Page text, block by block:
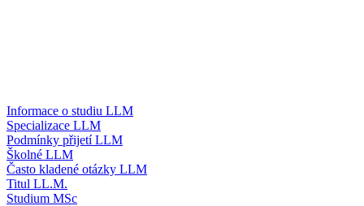
Informace o studiu LLM
Specializace LLM
Podmínky přijetí LLM
Školné LLM
Často kladené otázky LLM
Titul LL.M.
Studium MSc